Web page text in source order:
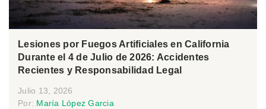
Lesiones por Fuegos Artificiales en California
Durante el 4 de Julio de 2026: Accidentes
Recientes y Responsabilidad Legal
Julio 13, 2026
Por: María López Garcia